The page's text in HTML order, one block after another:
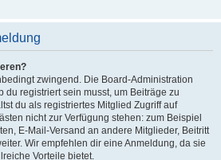
zwingend. Die Board-Administration
du registriert sein musst, um Beiträge zu
du als registriertes Mitglied Zugriff auf
nicht zur Verfügung stehen: zum Beispiel
E-Mail-Versand an andere Mitglieder, Beitritt
Wir empfehlen dir eine Anmeldung, da sie
Vorteile bietet.